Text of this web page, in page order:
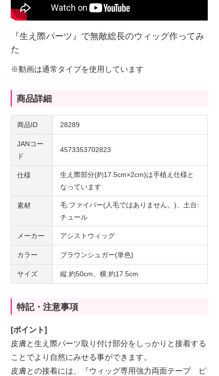
『生え際パーツ』で無敵総長のウィッグ作ってみ
た
※動画は通常タイプを使用しています
商品詳細
商品ID 28289
JANコー
ド
4573353702823
仕様
生え際部分(約17.5cm×2cm)は手植え仕様と
なっています
素材
毛:ファイバー(人毛ではありません。)、土台:
チュール
メーカー アシストウィッグ
カラー ブラウンシュガー(単色)
サイズ 縦:約50cm、横:約17.5cm
特記・注意事項
[ポイント]
皮膚と生え際パーツ取り付け部分をしっかりと接着する
ことでより自然にみせる事ができます。
皮膚との接着には、『ウィッグ専用強力両面テープ ピ